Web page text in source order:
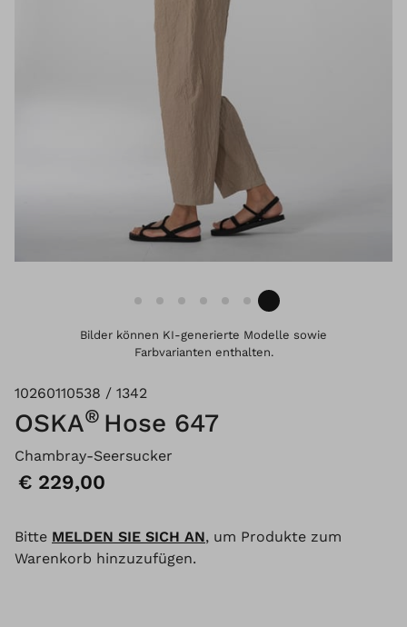
Bilder können KI-generierte Modelle sowie
Farbvarianten enthalten.
10260110538 / 1342
OSKA® Hose 647
Chambray-Seersucker
Preis:
€ 229,00
Bitte MELDEN SIE SICH AN, um Produkte zum
Warenkorb hinzuzufügen.